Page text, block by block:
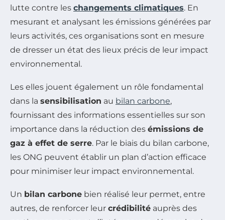
lutte contre les changements climatiques. En
mesurant et analysant les émissions générées par
leurs activités, ces organisations sont en mesure
de dresser un état des lieux précis de leur impact
environnemental.
Les elles jouent également un rôle fondamental
dans la sensibilisation au bilan carbone,
fournissant des informations essentielles sur son
importance dans la réduction des émissions de
gaz à effet de serre. Par le biais du bilan carbone,
les ONG peuvent établir un plan d’action efficace
pour minimiser leur impact environnemental.
Un bilan carbone bien réalisé leur permet, entre
autres, de renforcer leur crédibilité auprès des